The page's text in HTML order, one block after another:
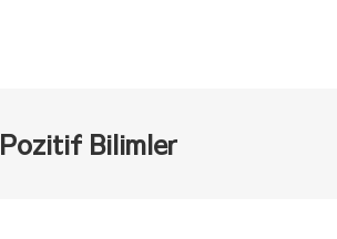
Pozitif Bilimler